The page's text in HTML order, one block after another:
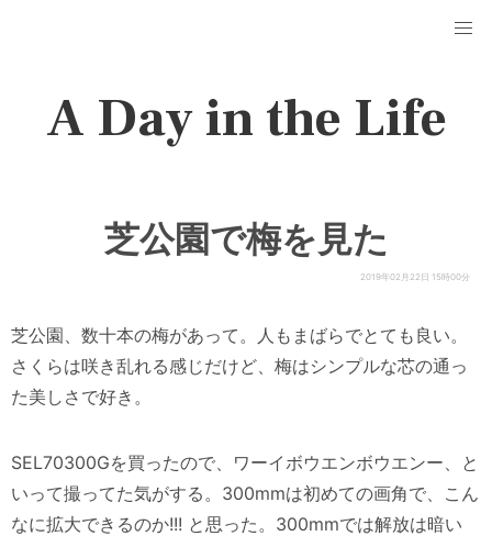
A Day in the Life
芝公園で梅を見た
2019年02月22日 15時00分
芝公園、数十本の梅があって。人もまばらでとても良い。
さくらは咲き乱れる感じだけど、梅はシンプルな芯の通っ
た美しさで好き。
SEL70300Gを買ったので、ワーイボウエンボウエンー、と
いって撮ってた気がする。300mmは初めての画角で、こん
なに拡大できるのか!!! と思った。300mmでは解放は暗い